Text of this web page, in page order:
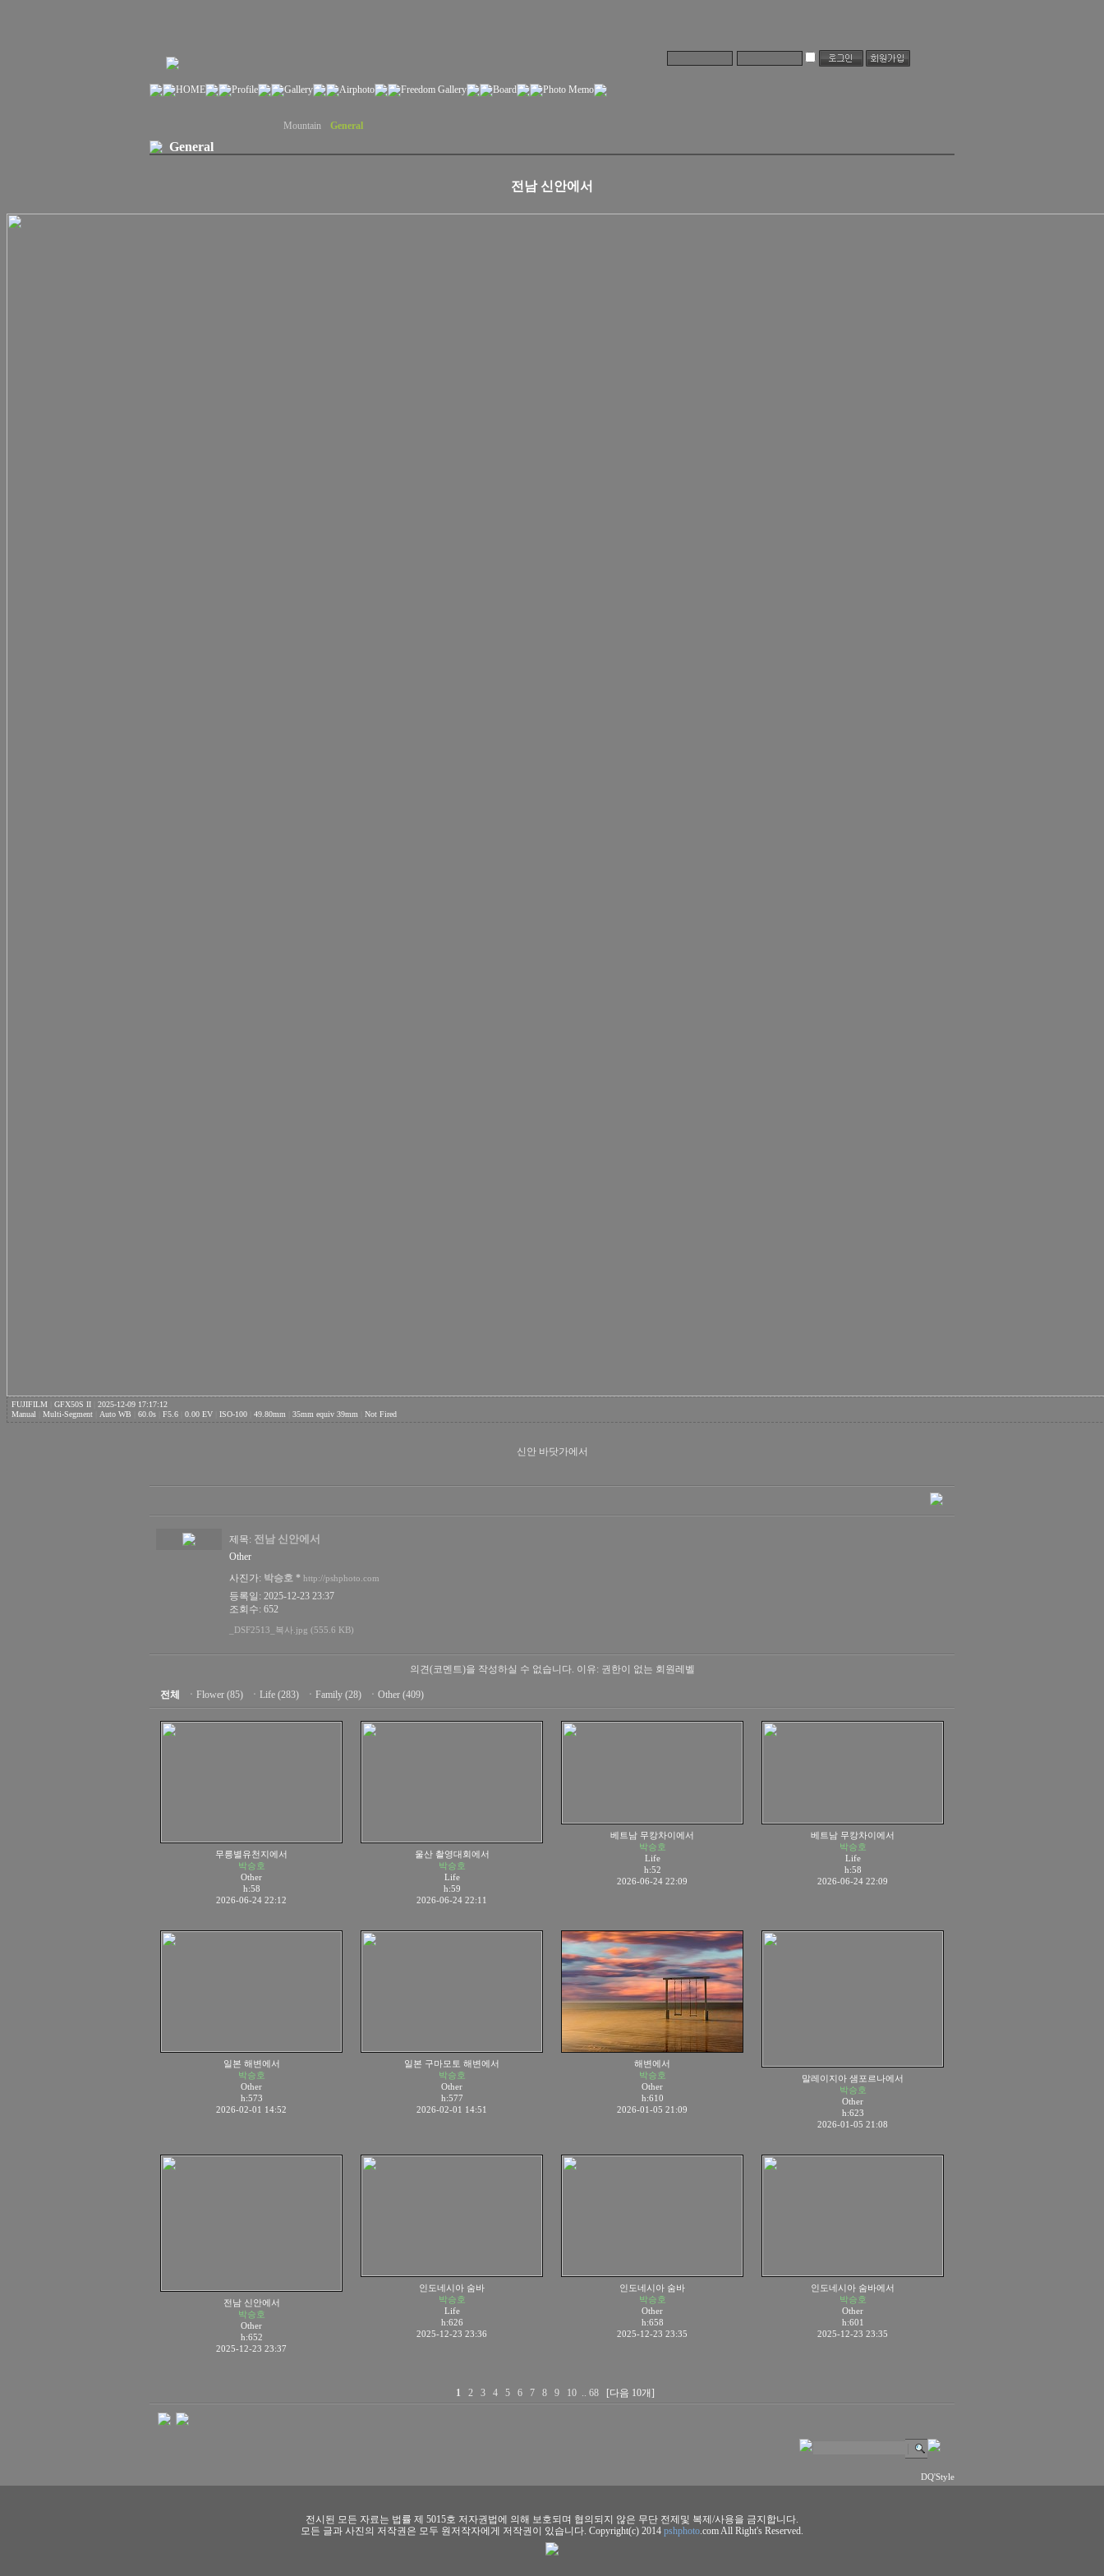
Mountain General
General
전남 신안에서
FUJIFILM GFX50S II
2025-12-09 17:17:12
Manual
Multi-Segment Auto WB 60.0s F5.6 0.00 EV ISO-100 49.80mm 35mm equiv 39mm Not Fired
신안 바닷가에서
제목: 전남 신안에서
Other
사진가: 박승호 * http://pshphoto.com
등록일: 2025-12-23 23:37
조회수: 652
_DSF2513_복사.jpg (555.6 KB)
의견(코멘트)을 작성하실 수 없습니다. 이유: 권한이 없는 회원레벨
전체 ㆍ Flower (85) ㆍ Life (283) ㆍ Family (28) ㆍ Other (409)
무릉별유천지에서
박승호
Other
h:58
2026-06-24 22:12
울산 촬영대회에서
박승호
Life
h:59
2026-06-24 22:11
베트남 무캉차이에서
박승호
Life
h:52
2026-06-24 22:09
베트남 무캉차이에서
박승호
Life
h:58
2026-06-24 22:09
일본 해변에서
박승호
Other
h:573
2026-02-01 14:52
일본 구마모토 해변에서
박승호
Other
h:577
2026-02-01 14:51
해변에서
박승호
Other
h:610
2026-01-05 21:09
말레이지아 샘포르나에서
박승호
Other
h:623
2026-01-05 21:08
전남 신안에서
박승호
Other
h:652
2025-12-23 23:37
인도네시아 숨바
박승호
Life
h:626
2025-12-23 23:36
인도네시아 숨바
박승호
Other
h:658
2025-12-23 23:35
인도네시아 숨바에서
박승호
Other
h:601
2025-12-23 23:35
1 2 3 4 5 6 7 8 9 10 .. 68 [다음 10개]
DQ'Style
전시된 모든 자료는 법률 제 5015호 저자권법에 의해 보호되며 협의되지 않은 무단 전제및 복제/사용을 금지합니다.
모든 글과 사진의 저작권은 모두 원저작자에게 저작권이 있습니다. Copyright(c) 2014 pshphoto.com All Right's Reserved.